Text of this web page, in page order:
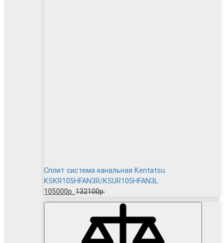
Сплит система канальная Kentatsu
KSKR105HFAN3R/KSUR105HFAN3L
105000р. 132100р.